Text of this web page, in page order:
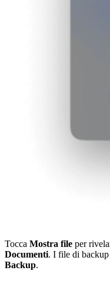
Tocca Mostra file per
Documenti. I file di backup
Backup.